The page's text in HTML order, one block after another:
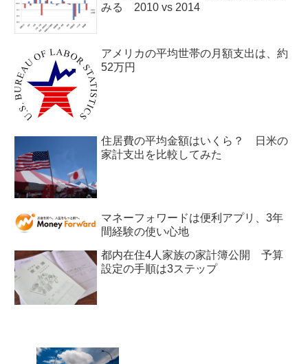
みる 2010 vs 2014
アメリカの平均世帯の月額支出は、約
52万円
住居費の平均金額はいくら？ 日米の
家計支出を比較してみた
マネーフォワードは便利アプリ、3年
間経験の使い心地
都内在住4人家族の家計簿公開 予算
設定の手順は3ステップ